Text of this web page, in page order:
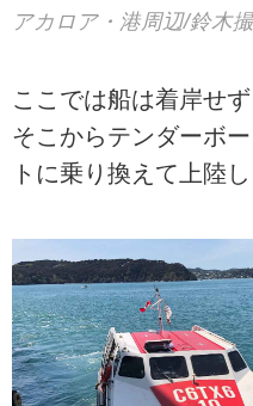
アカロア・港周辺/鈴木
ここでは船は着岸せ
そこからテンダーボ
トに乗り換えて上陸し